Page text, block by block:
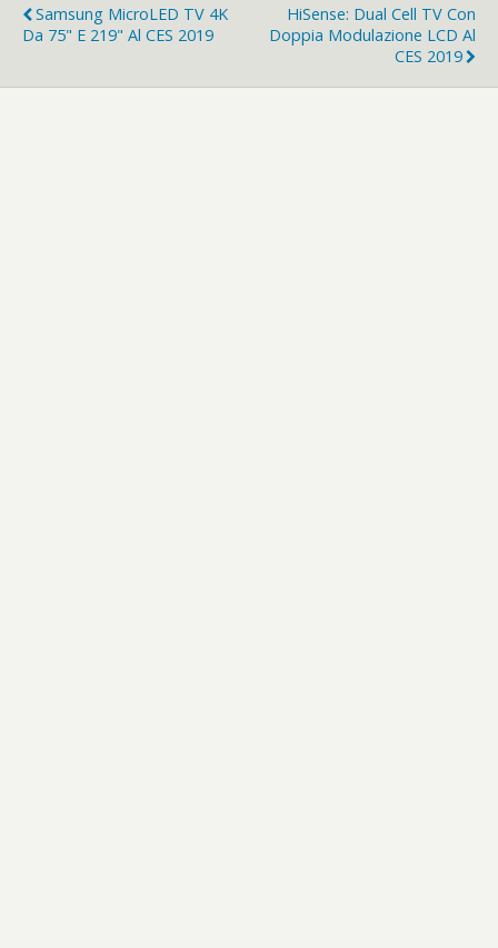
Samsung MicroLED TV 4K
Da 75" E 219" Al CES 2019
HiSense: Dual Cell TV Con
Doppia Modulazione LCD Al
CES 2019